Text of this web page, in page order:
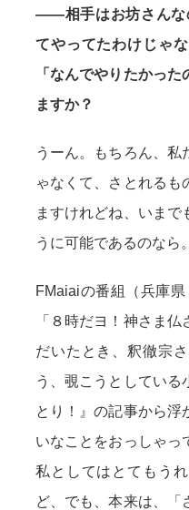
——相手はお坊さんな
てやってたわけじゃ
「なんでやりたかっ
ますか？
うーん。もちろん、私
ゃなくて、さとれるも
ますけれどね、いまで
うに可能であるのなら。
FMaiaiの番組（兵庫県
「８時だヨ！神さま
だいたとき、釈徹宗
う、覗こうとしている
とり！』の記事から浮
いなことをおっしゃっ
私としてはとてもう
ど、でも、本来は、「